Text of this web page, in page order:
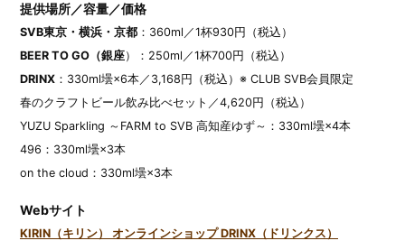
提供場所／容量／価格
SVB東京・横浜・京都 ：360ml／1杯930円（税込）
BEER TO GO（銀座）：250ml／1杯700円（税込）
DRINX ：330ml壜×6本／3,168円（税込）※ CLUB SVB会員限定
春のクラフトビール飲み比べセット／4,620円（税込）
YUZU Sparkling ～FARM to SVB 高知産ゆず～：330ml壜×4本
496：330ml壜×3本
on the cloud：330ml壜×3本
Webサイト
KIRIN（キリン） オンラインショップ DRINX（ドリンクス）